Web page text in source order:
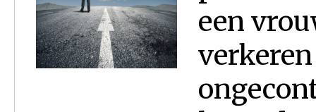
een